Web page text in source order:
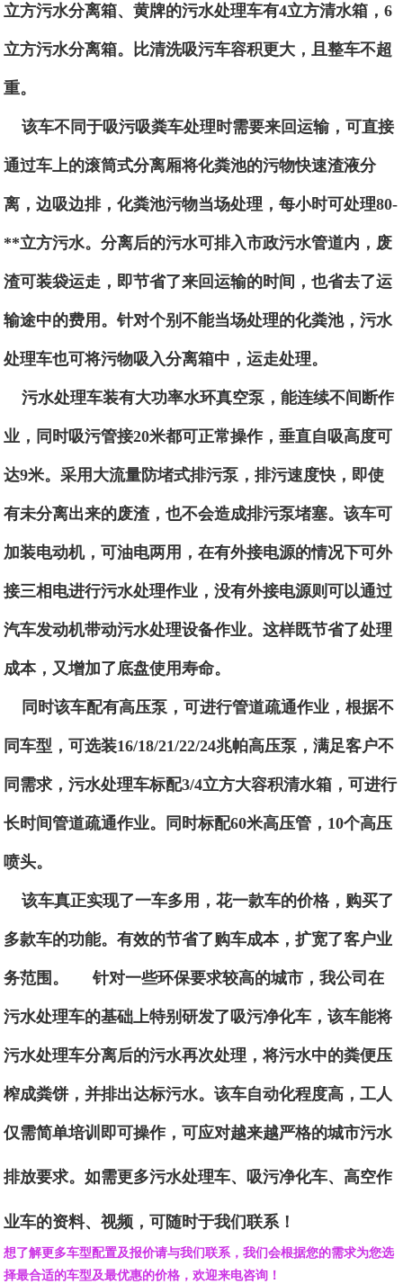
立方污水分离箱、黄牌的污水处理车有4立方清水箱，6
立方污水分离箱。比清洗吸污车容积更大，且整车不超
重。
该车不同于吸污吸粪车处理时需要来回运输，可直接
通过车上的滚筒式分离厢将化粪池的污物快速渣液分
离，边吸边排，化粪池污物当场处理，每小时可处理80-
**立方污水。分离后的污水可排入市政污水管道内，废
渣可装袋运走，即节省了来回运输的时间，也省去了运
输途中的费用。针对个别不能当场处理的化粪池，污水
处理车也可将污物吸入分离箱中，运走处理。
污水处理车装有大功率水环真空泵，能连续不间断作
业，同时吸污管接20米都可正常操作，垂直自吸高度可
达9米。采用大流量防堵式排污泵，排污速度快，即使
有未分离出来的废渣，也不会造成排污泵堵塞。该车可
加装电动机，可油电两用，在有外接电源的情况下可外
接三相电进行污水处理作业，没有外接电源则可以通过
汽车发动机带动污水处理设备作业。这样既节省了处理
成本，又增加了底盘使用寿命。
同时该车配有高压泵，可进行管道疏通作业，根据不
同车型，可选装16/18/21/22/24兆帕高压泵，满足客户不
同需求，污水处理车标配3/4立方大容积清水箱，可进行
长时间管道疏通作业。同时标配60米高压管，10个高压
喷头。
该车真正实现了一车多用，花一款车的价格，购买了
多款车的功能。有效的节省了购车成本，扩宽了客户业
务范围。 针对一些环保要求较高的城市，我公司在
污水处理车的基础上特别研发了吸污净化车，该车能将
污水处理车分离后的污水再次处理，将污水中的粪便压
榨成粪饼，并排出达标污水。该车自动化程度高，工人
仅需简单培训即可操作，可应对越来越严格的城市污水
排放要求。如需更多污水处理车、吸污净化车、高空作
业车的资料、视频，可随时于我们联系！
想了解更多车型配置及报价请与我们联系，我们会根据您的需求为您选
择最合适的车型及最优惠的价格，欢迎来电咨询！